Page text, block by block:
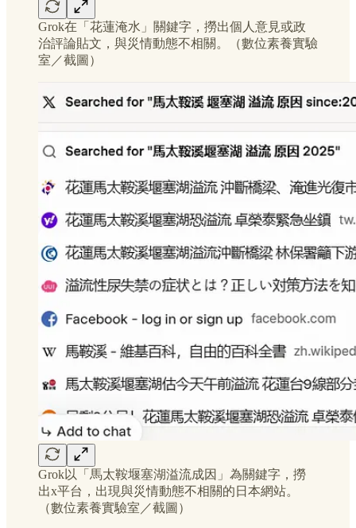
Grok在「花蓮淹水」關鍵字，撈出個人意見或政
治評論貼文，與災情動態不相關。（數位素養實驗
室／截圖）
Grok以「馬太鞍堰塞湖溢流成因」為關鍵字，撈
出x平台，出現與災情動態不相關的日本網站。
（數位素養實驗室／截圖）